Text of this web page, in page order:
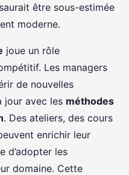
être sous-estimée
moderne.
joue un rôle
Les managers
de nouvelles
jour avec les méthodes
. Des ateliers, des cours
enrichir leur
d’adopter les
domaine. Cette